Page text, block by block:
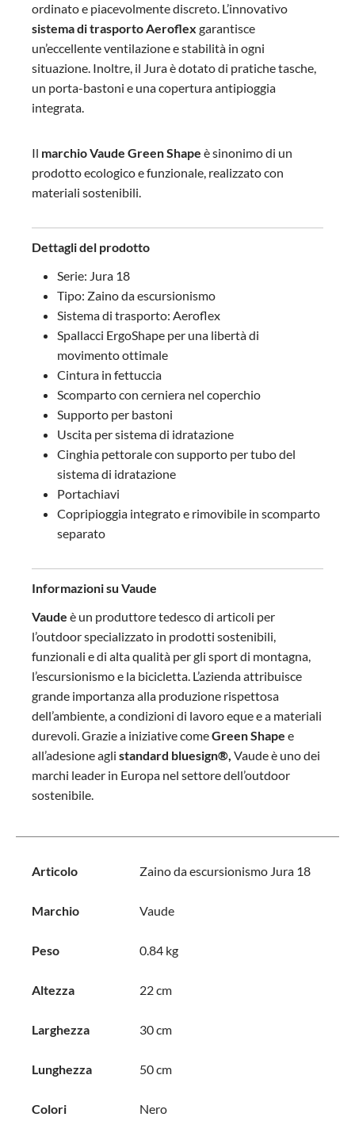
ordinato e piacevolmente discreto. L’innovativo
sistema di trasporto Aeroflex garantisce
un’eccellente ventilazione e stabilità in ogni
situazione. Inoltre, il Jura è dotato di pratiche tasche,
un porta-bastoni e una copertura antipioggia
integrata.
Il marchioVaude Green Shape è sinonimo di un
prodotto ecologico e funzionale, realizzato con
materiali sostenibili.
Dettagli del prodotto
Serie: Jura 18
Tipo: Zaino da escursionismo
Sistema di trasporto: Aeroflex
Spallacci ErgoShape per una libertà di
movimento ottimale
Cintura in fettuccia
Scomparto con cerniera nel coperchio
Supporto per bastoni
Uscita per sistema di idratazione
Cinghia pettorale con supporto per tubo del
sistema di idratazione
Portachiavi
Copripioggia integrato e rimovibile in scomparto
separato
Informazioni su Vaude
Vaude è un produttore tedesco di articoli per
l’outdoor specializzato in prodotti sostenibili,
funzionali e di alta qualità per gli sport di montagna,
l’escursionismo e la bicicletta. L’azienda attribuisce
grande importanza alla produzione rispettosa
dell’ambiente, a condizioni di lavoro eque e a materiali
durevoli. Grazie a iniziative comeGreen Shape e
all’adesione agli standard bluesign®, Vaude è uno dei
marchi leader in Europa nel settore dell’outdoor
sostenibile.
Articolo Zaino da escursionismo Jura 18
Marchio Vaude
Peso 0.84 kg
Altezza 22 cm
Larghezza 30 cm
Lunghezza 50 cm
Colori Nero